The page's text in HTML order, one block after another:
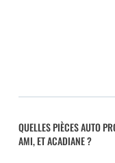
QUELLES PIÈCES AUTO
AMI, ET ACADIANE ?